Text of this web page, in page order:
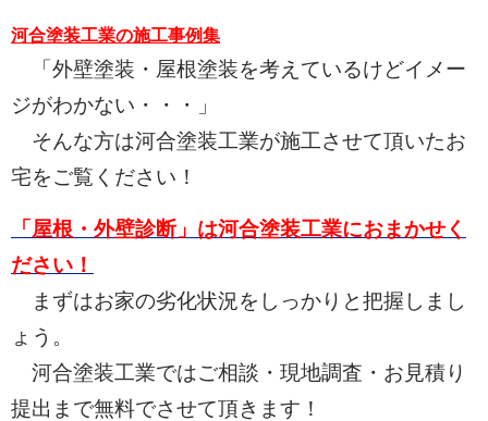
河合塗装工業の施工事例集
「外壁塗装・屋根塗装を考えているけどイメー
ジがわかない・・・」
そんな方は河合塗装工業が施工させて頂いたお
宅をご覧ください！
「屋根・外壁診断」は河合塗装工業におまかせく
ださい！
まずはお家の劣化状況をしっかりと把握しまし
ょう。
河合塗装工業ではご相談・現地調査・お見積り
提出まで無料でさせて頂きます！